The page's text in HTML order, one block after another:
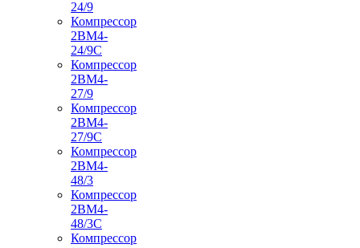
24/9
Компрессор
2ВМ4-
24/9С
Компрессор
2ВМ4-
27/9
Компрессор
2ВМ4-
27/9С
Компрессор
2ВМ4-
48/3
Компрессор
2ВМ4-
48/3С
Компрессор